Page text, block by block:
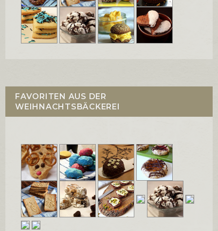
FAVORITEN AUS DER
WEIHNACHTSBÄCKEREI